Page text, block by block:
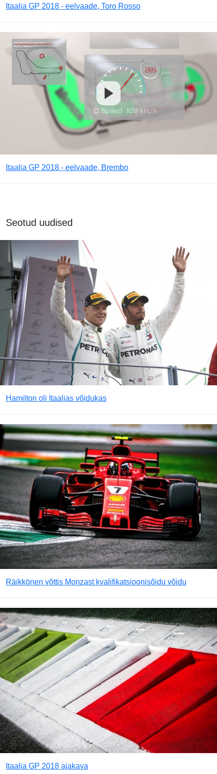
Itaalia GP 2018 - eelvaade, Toro Rosso
Itaalia GP 2018 - eelvaade, Brembo
Seotud uudised
Hamilton oli Itaalias võidukas
Räikkönen võttis Monzast kvalifikatsioonisõidu võidu
Itaalia GP 2018 ajakava